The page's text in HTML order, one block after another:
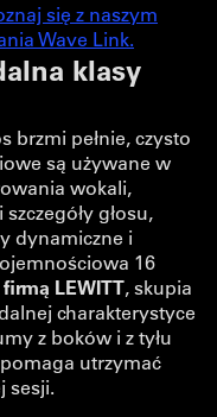
się z naszym
Wave Link.
klasy
brzmi pełnie, czysto
są używane w
wokali,
głosu,
dynamiczne i
16
firmą LEWITT, skupia
charakterystyce
z boków i z tyłu
utrzymać
sesji.